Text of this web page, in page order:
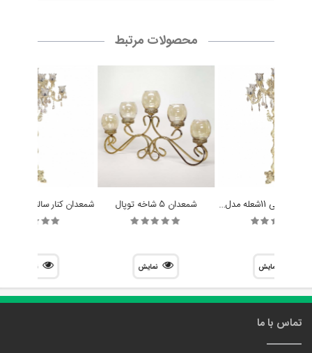
محصولات مرتبط
شمعدان کنار سالنی 11شعله مدل لاله
نمایش
شمعدان 5 شاخه توپال
نمایش
تماس با ما